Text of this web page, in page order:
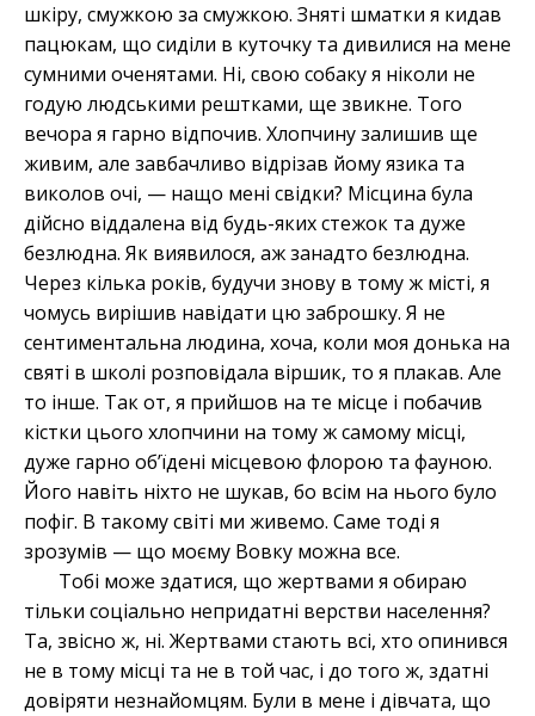
шкіру, смужкою за смужкою. Зняті шматки я кидав
пацюкам, що сиділи в куточку та дивилися на мене
сумними оченятами. Ні, свою собаку я ніколи не
годую людськими рештками, ще звикне. Того
вечора я гарно відпочив. Хлопчину залишив ще
живим, але завбачливо відрізав йому язика та
виколов очі, — нащо мені свідки? Місцина була
дійсно віддалена від будь-яких стежок та дуже
безлюдна. Як виявилося, аж занадто безлюдна.
Через кілька років, будучи знову в тому ж місті, я
чомусь вирішив навідати цю заброшку. Я не
сентиментальна людина, хоча, коли моя донька на
святі в школі розповідала віршик, то я плакав. Але
то інше. Так от, я прийшов на те місце і побачив
кістки цього хлопчини на тому ж самому місці,
дуже гарно об’їдені місцевою флорою та фауною.
Його навіть ніхто не шукав, бо всім на нього було
пофіг. В такому світі ми живемо. Саме тоді я
зрозумів — що моєму Вовку можна все.
Тобі може здатися, що жертвами я обираю
тільки соціально непридатні верстви населення?
Та, звісно ж, ні. Жертвами стають всі, хто опинився
не в тому місці та не в той час, і до того ж, здатні
довіряти незнайомцям. Були в мене і дівчата, що